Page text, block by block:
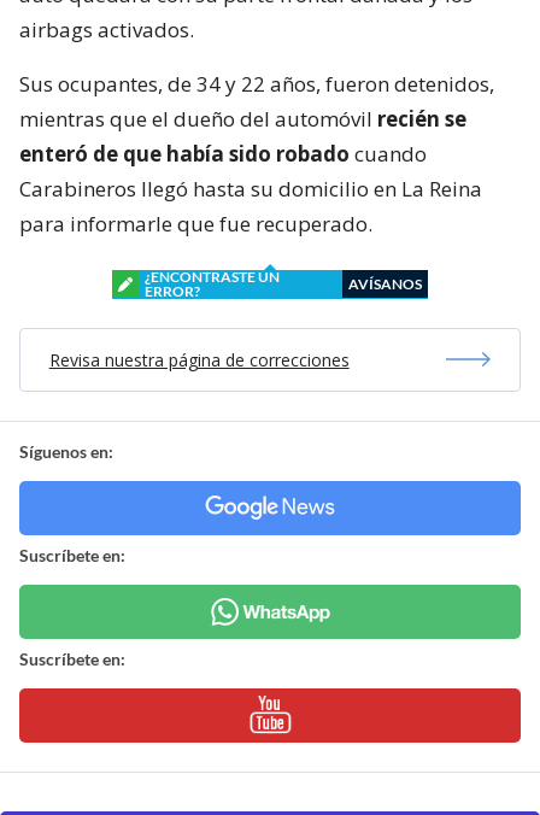
airbags activados.
Sus ocupantes, de 34 y 22 años, fueron detenidos,
mientras que el dueño del automóvil recién se
enteró de que había sido robado cuando
Carabineros llegó hasta su domicilio en La Reina
para informarle que fue recuperado.
¿ENCONTRASTE UN
ERROR?
AVÍSANOS
Revisa nuestra página de correcciones
Síguenos en:
Suscríbete en:
Suscríbete en: